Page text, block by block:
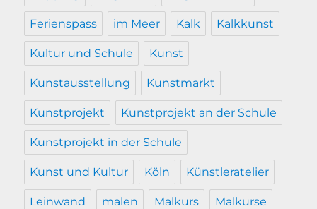
Ferienspass im Meer Kalk Kalkkunst
Kultur und Schule Kunst
Kunstausstellung Kunstmarkt
Kunstprojekt Kunstprojekt an der Schule
Kunstprojekt in der Schule
Kunst und Kultur Köln Künstleratelier
Leinwand malen Malkurs Malkurse